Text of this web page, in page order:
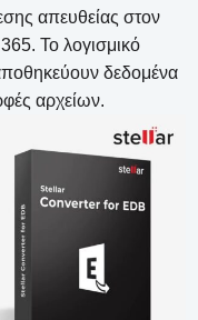
απευθείας στον
Το λογισμικό
δεδομένα
αρχείων.